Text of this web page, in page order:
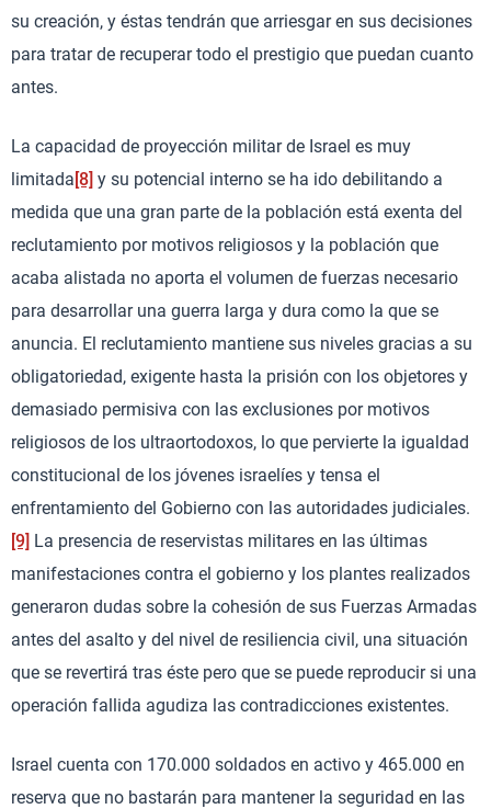
su creación, y éstas tendrán que arriesgar en sus decisiones
para tratar de recuperar todo el prestigio que puedan cuanto
antes.
La capacidad de proyección militar de Israel es muy
limitada [8] y su potencial interno se ha ido debilitando a
medida que una gran parte de la población está exenta del
reclutamiento por motivos religiosos y la población que
acaba alistada no aporta el volumen de fuerzas necesario
para desarrollar una guerra larga y dura como la que se
anuncia. El reclutamiento mantiene sus niveles gracias a su
obligatoriedad, exigente hasta la prisión con los objetores y
demasiado permisiva con las exclusiones por motivos
religiosos de los ultraortodoxos, lo que pervierte la igualdad
constitucional de los jóvenes israelíes y tensa el
enfrentamiento del Gobierno con las autoridades judiciales.
[9] La presencia de reservistas militares en las últimas
manifestaciones contra el gobierno y los plantes realizados
generaron dudas sobre la cohesión de sus Fuerzas Armadas
antes del asalto y del nivel de resiliencia civil, una situación
que se revertirá tras éste pero que se puede reproducir si una
operación fallida agudiza las contradicciones existentes.
Israel cuenta con 170.000 soldados en activo y 465.000 en
reserva que no bastarán para mantener la seguridad en las